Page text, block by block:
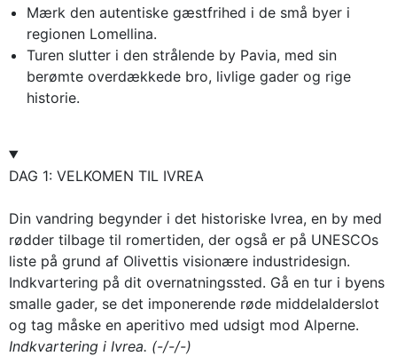
Mærk den autentiske gæstfrihed i de små byer i
regionen Lomellina.
Turen slutter i den strålende by Pavia, med sin
berømte overdækkede bro, livlige gader og rige
historie.
DAG 1: VELKOMEN TIL IVREA
Din vandring begynder i det historiske Ivrea, en by med
rødder tilbage til romertiden, der også er på UNESCOs
liste på grund af Olivettis visionære industridesign.
Indkvartering på dit overnatningssted. Gå en tur i byens
smalle gader, se det imponerende røde middelalderslot
og tag måske en aperitivo med udsigt mod Alperne.
Indkvartering i Ivrea. (-/-/-)